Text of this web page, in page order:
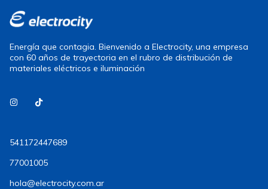
Energía que contagia. Bienvenido a Electrocity, una empresa
con 60 años de trayectoria en el rubro de distribución de
materiales eléctricos e iluminación
541172447689
77001005
hola@electrocity.com.ar